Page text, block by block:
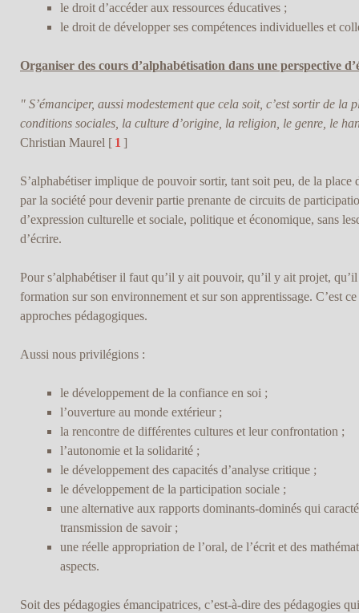
le droit d’accéder aux ressources éducatives ;
le droit de développer ses compétences individuelles et
Organiser des cours d’alphabétisation dans une perspective
" S’émanciper, aussi modestement que cela soit, c’est sortir de la
conditions sociales, la culture d’origine, la religion, le genre, le
Christian Maurel [ 1 ]
S’alphabétiser implique de pouvoir sortir, tant soit peu, de la place
par la société pour devenir partie prenante de circuits de
d’expression culturelle et sociale, politique et économique, sans
d’écrire.
Pour s’alphabétiser il faut qu’il y ait pouvoir, qu’il y ait projet,
formation sur son environnement et sur son apprentissage. C’est
approches pédagogiques.
Aussi nous privilégions :
le développement de la confiance en soi ;
l’ouverture au monde extérieur ;
la rencontre de différentes cultures et leur confrontation ;
l’autonomie et la solidarité ;
le développement des capacités d’analyse critique ;
le développement de la participation sociale ;
une alternative aux rapports dominants-dominés qui
transmission de savoir ;
une réelle appropriation de l’oral, de l’écrit et des
aspects.
Soit des pédagogies émancipatrices, c’est-à-dire des pédagogies